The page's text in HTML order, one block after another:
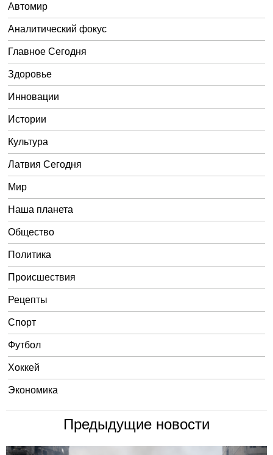
Автомир
Аналитический фокус
Главное Сегодня
Здоровье
Инновации
Истории
Культура
Латвия Сегодня
Мир
Наша планета
Общество
Политика
Происшествия
Рецепты
Спорт
Футбол
Хоккей
Экономика
Предыдущие новости